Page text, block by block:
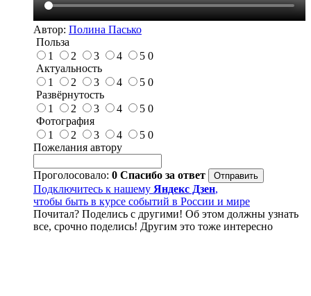
Автор: Полина Пасько
Польза
1
2 3 4 5 0
Актуальность
1
2 3 4 5 0
Развёрнутость
1
2 3 4 5 0
Фотография
1
2 3 4 5 0
Пожелания автору
Проголосовало: 0 Спасибо за ответ
Подключитесь к нашему Яндекс Дзен,
чтобы быть в курсе событий в России и мире
Почитал? Поделись с другими! Об этом должны узнать
все, срочно поделись! Другим это тоже интересно